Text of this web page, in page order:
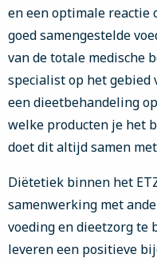
en een optimale reactie
goed samengestelde
van de totale medische
specialist op het gebied
een dieetbehandeling
welke producten je het
doet dit altijd samen
Diëtetiek binnen het
samenwerking met
voeding en dieetzorg te
leveren een positieve